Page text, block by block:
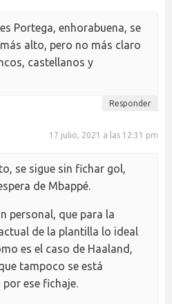
Portega, enhorabuena, se
alto, pero no más claro
castellanos y
Responder
17 julio, 2021 a las 12:31 pm
se sigue sin fichar gol,
de Mbappé.
personal, que para la
de la plantilla lo ideal
es el caso de Haaland,
tampoco se está
ese fichaje.